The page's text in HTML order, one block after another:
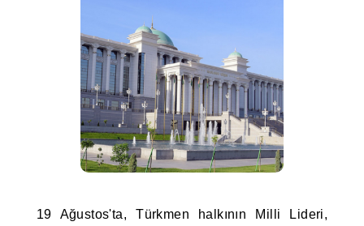
19 Ağustos'ta, Türkmen halkının Milli Lideri,